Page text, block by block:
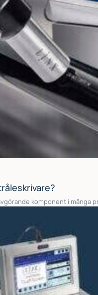
komponent i